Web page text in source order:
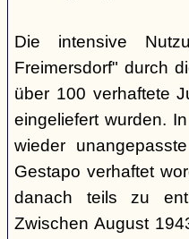
Die intensive
Freimersdorf" durch
über 100 verhaftete
eingeliefert wurden.
wieder
Gestapo verhaftet
danach teils zu
Zwischen August